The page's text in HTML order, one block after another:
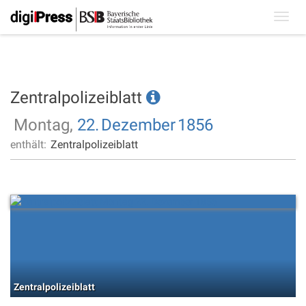
Zentralpolizeiblatt
Montag, 22. Dezember1856
enthält: Zentralpolizeiblatt
Zentralpolizeiblatt